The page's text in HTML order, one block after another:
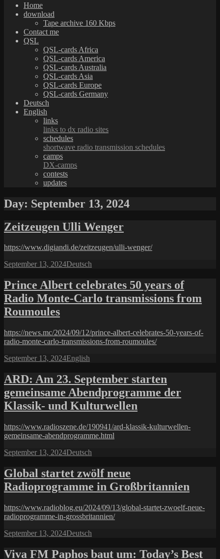
Home
download
Tape archive 160 Kbps
Contact me
QSL
QSL-cards Africa
QSL-cards America
QSL-cards Australia
QSL-cards Asia
QSL-cards Europe
QSL-cards Germany
Deutsch
English
links
links to dx radio sites
schedules
shortwave radio transmission schedules
camps
DX-camps
contests
updates
Day: September 13, 2024
Zeitzeugen Ulli Wenger
https://www.digiandi.de/zeitzeugen/ulli-wenger/
Posted
September 13, 2024Categories
Deutsch
Prince Albert celebrates 50 years of
Radio Monte-Carlo transmissions from
Roumoules
https://news.mc/2024/09/12/prince-albert-celebrates-50-years-of-
radio-monte-carlo-transmissions-from-roumoules/
Posted
September 13, 2024Categories
English
ARD: Am 23. September starten
gemeinsame Abendprogramme der
Klassik- und Kulturwellen
https://www.radioszene.de/190941/ard-klassik-kulturwellen-
gemeinsame-abendprogramme.html
Posted
September 13, 2024Categories
Deutsch
Global startet zwölf neue
Radioprogramme in Großbritannien
https://www.radioblog.eu/2024/09/13/global-startet-zwoelf-neue-
radioprogramme-in-grossbritannien/
Posted
September 13, 2024Categories
Deutsch
Viva FM Paphos baut um: Today’s Best